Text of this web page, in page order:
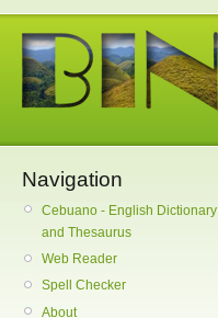
Navigation
Cebuano - English Dictionary
and Thesaurus
Web Reader
Spell Checker
About